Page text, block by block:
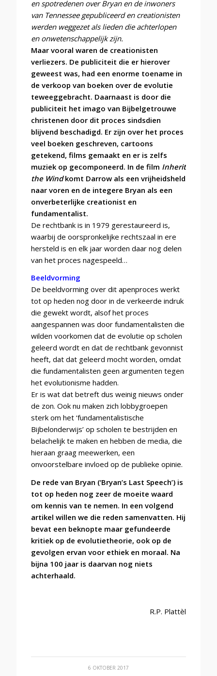
en spotredenen over Bryan en de inwoners
van Tennessee gepubliceerd en creationisten
werden weggezet als lieden die achterlopen
en onwetenschappelijk zijn.
Maar vooral waren de creationisten
verliezers. De publiciteit die er hierover
geweest was, had een enorme toename in
de verkoop van boeken over de evolutie
teweeggebracht. Daarnaast is door die
publiciteit het imago van Bijbelgetrouwe
christenen door dit proces sindsdien
blijvend beschadigd. Er zijn over het proces
veel boeken geschreven, cartoons
getekend, films gemaakt en er is zelfs
muziek op gecomponeerd. In de film Inherit
the Windkomt Darrow als een vrijheidsheld
naar voren en de integere Bryan als een
onverbeterlijke creationist en
fundamentalist.
De rechtbank is in 1979 gerestaureerd is,
waarbij de oorspronkelijke rechtszaal in ere
hersteld is en elk jaar worden daar nog delen
van het proces nagespeeld…
Beeldvorming
De beeldvorming over dit apenproces werkt
tot op heden nog door in de verkeerde indruk
die gewekt wordt, alsof het proces
aangespannen was door fundamentalisten die
wilden voorkomen dat de evolutie op scholen
geleerd wordt en dat de rechtbank gevonnist
heeft, dat dat geleerd mocht worden, omdat
die fundamentalisten geen argumenten tegen
het evolutionisme hadden.
Er is wat dat betreft dus weinig nieuws onder
de zon. Ook nu maken zich lobbygroepen
sterk om het ‘fundamentalistische
Bijbelonderwijs’ op scholen te bestrijden en
belachelijk te maken en hebben de media, die
hieraan graag meewerken, een
onvoorstelbare invloed op de publieke opinie.
De rede van Bryan (‘Bryan’s Last Speech’) is
tot op heden nog zeer de moeite waard
om kennis van te nemen. In een volgend
artikel willen we die reden samenvatten. Hij
bevat een beknopte maar gefundeerde
kritiek op de evolutietheorie, ook op de
gevolgen ervan voor ethiek en moraal. Na
bijna 100 jaar is daarvan nog niets
achterhaald.
R.P. Plattèl
6 OKTOBER 2017